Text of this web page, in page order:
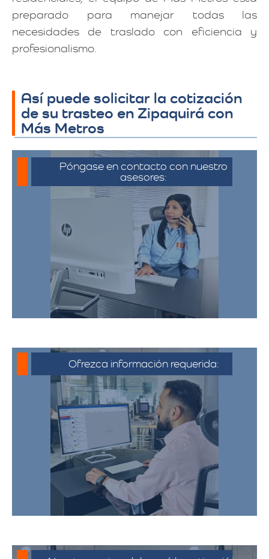
preparado para manejar todas las
necesidades de traslado con eficiencia y
profesionalismo.
Así puede solicitar la cotización
de su trasteo en Zipaquirá con
Más Metros
Póngase en contacto con nuestro
asesores:
Para iniciar el proceso de solicitud de
cotización, puede comunicarse a través
de whatsapp haciendo click en cotizar.​
Ofrezca información requerida:
Debe proporcionar información detallada
sobre la mudanza, incluyendo la dirección
de origen y destino, el tipo y cantidad de
pertenencias.​